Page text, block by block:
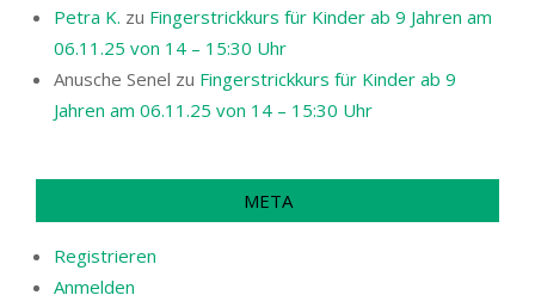
Petra K. zu Fingerstrickkurs für Kinder ab 9 Jahren am
06.11.25 von 14 – 15:30 Uhr
Anusche Senel zu Fingerstrickkurs für Kinder ab 9
Jahren am 06.11.25 von 14 – 15:30 Uhr
META
Registrieren
Anmelden